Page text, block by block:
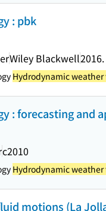
: pbk
Wiley Blackwell2016.
Hydrodynamic
: forecasting and
c2010
Hydrodynamic
motions (La